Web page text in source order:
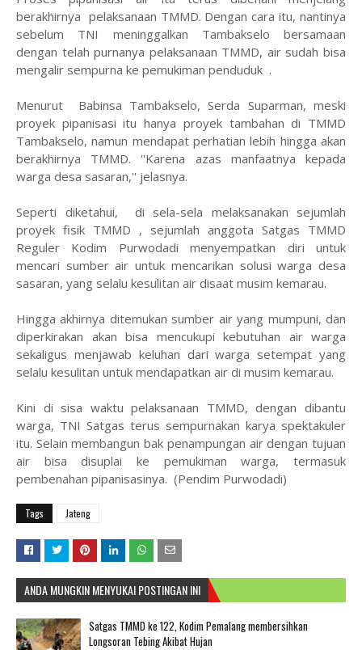
berakhirnya pelaksanaan TMMD. Dengan cara itu, nantinya
sebelum TNI meninggalkan Tambakselo bersamaan
dengan telah purnanya pelaksanaan TMMD, air sudah bisa
mengalir sempurna ke pemukiman penduduk .
Menurut Babinsa Tambakselo, Serda Suparman, meski
proyek pipanisasi itu hanya proyek tambahan di TMMD
Tambakselo, namun mendapat perhatian lebih hingga akan
berakhirnya TMMD. ''Karena azas manfaatnya kepada
warga desa sasaran,'' jelasnya.
Seperti diketahui, di sela-sela melaksanakan sejumlah
proyek fisik TMMD , sejumlah anggota Satgas TMMD
Reguler Kodim Purwodadi menyempatkan diri untuk
mencari sumber air untuk mencarikan solusi warga desa
sasaran, yang selalu kesulitan air disaat musim kemarau.
Hingga akhirnya ditemukan sumber air yang mumpuni, dan
diperkirakan akan bisa mencukupi kebutuhan air warga
sekaligus menjawab keluhan dari warga setempat yang
selalu kesulitan untuk mendapatkan air di musim kemarau.
Kini di sisa waktu pelaksanaan TMMD, dengan dibantu
warga, TNI Satgas terus sempurnakan karya spektakuler
itu. Selain membangun bak penampungan air dengan tujuan
air bisa disuplai ke pemukiman warga, termasuk
pembenahan pipanisasinya. (Pendim Purwodadi)
Tags Jateng
ANDA MUNGKIN MENYUKAI POSTINGAN INI
Satgas TMMD ke 122, Kodim Pemalang membersihkan
Longsoran Tebing Akibat Hujan